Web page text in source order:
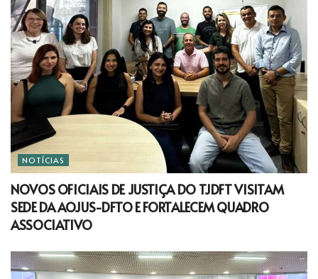
NOTÍCIAS
NOVOS OFICIAIS DE JUSTIÇA DO TJDFT VISITAM
SEDE DA AOJUS-DFTO E FORTALECEM QUADRO
ASSOCIATIVO